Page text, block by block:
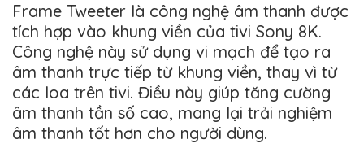
Frame Tweeter là công nghệ âm thanh được
tích hợp vào khung viền của tivi Sony 8K.
Công nghệ này sử dụng vi mạch để tạo ra
âm thanh trực tiếp từ khung viền, thay vì từ
các loa trên tivi. Điều này giúp tăng cường
âm thanh tần số cao, mang lại trải nghiệm
âm thanh tốt hơn cho người dùng.